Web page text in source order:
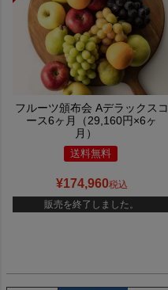
フルーツ頒布会 Aデラックスコ
ース6ヶ月（29,160円×6ヶ
月）
送料無料
¥174,960税込
販売を終了しました。